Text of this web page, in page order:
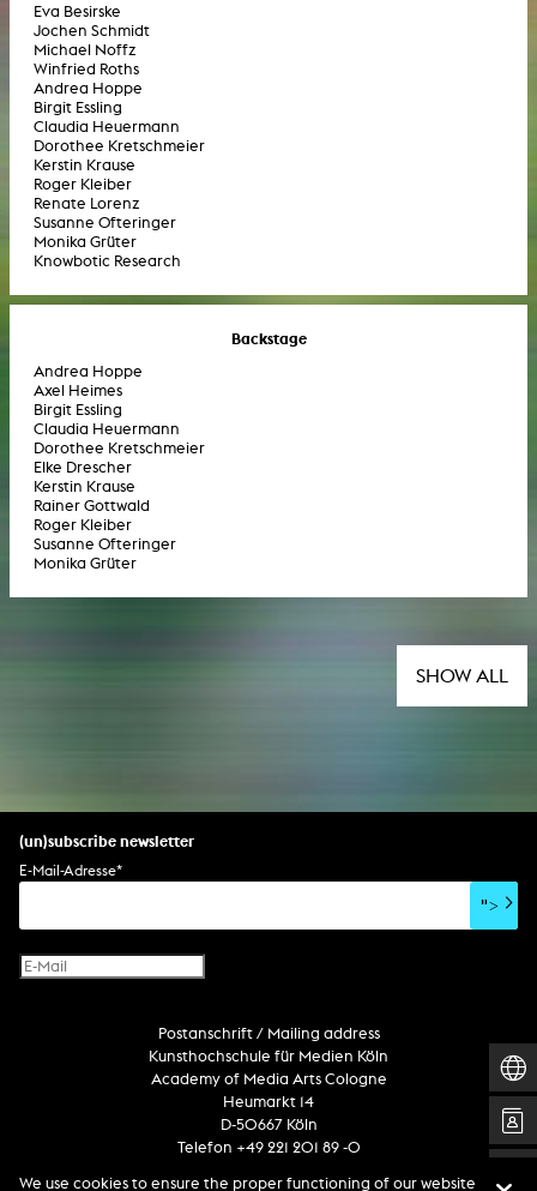
Eva Besirske
Jochen Schmidt
Michael Noffz
Winfried Roths
Andrea Hoppe
Birgit Essling
Claudia Heuermann
Dorothee Kretschmeier
Kerstin Krause
Roger Kleiber
Renate Lorenz
Susanne Ofteringer
Monika Grüter
Knowbotic Research
Backstage
Andrea Hoppe
Axel Heimes
Birgit Essling
Claudia Heuermann
Dorothee Kretschmeier
Elke Drescher
Kerstin Krause
Rainer Gottwald
Roger Kleiber
Susanne Ofteringer
Monika Grüter
SHOW ALL
(un)subscribe newsletter
E-Mail-Adresse*
">
Postanschrift / Mailing address
Kunsthochschule für Medien Köln
Academy of Media Arts Cologne
Heumarkt 14
D-50667 Köln
Telefon +49 221 201 89 -0
We use cookies to ensure the proper functioning of our website